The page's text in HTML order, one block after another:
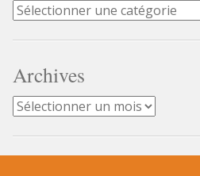
Catégories
Archives
Archives